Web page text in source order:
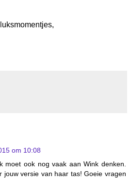
om 10:08
moet ook nog vaak aan Wink denken.
jouw versie van haar tas! Goeie vragen